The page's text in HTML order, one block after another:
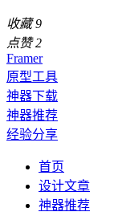
收藏 9
点赞 2
Framer
原型工具
神器下载
神器推荐
经验分享
首页
设计文章
神器推荐